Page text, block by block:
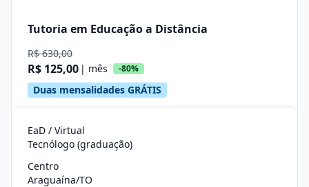
Tutoria em Educação a Distância
R$ 630,00
R$ 125,00 | mês -80%
Duas mensalidades GRÁTIS
EaD / Virtual
Tecnólogo (graduação)
Centro
Araguaína/TO